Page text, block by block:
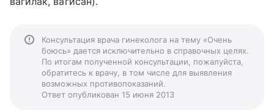
Консультация врача гинеколога на тему «Очень
боюсь» дается исключительно в справочных целях.
По итогам полученной консультации, пожалуйста,
обратитесь к врачу, в том числе для выявления
возможных противопоказаний.
Ответ опубликован 15 июня 2013